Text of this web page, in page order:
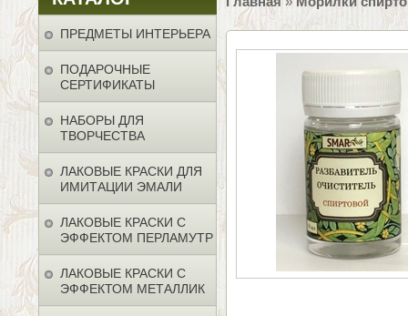
ПРЕДМЕТЫ ИНТЕРЬЕРА
ПОДАРОЧНЫЕ
СЕРТИФИКАТЫ
НАБОРЫ ДЛЯ
ТВОРЧЕСТВА
ЛАКОВЫЕ КРАСКИ ДЛЯ
ИМИТАЦИИ ЭМАЛИ
ЛАКОВЫЕ КРАСКИ С
ЭФФЕКТОМ ПЕРЛАМУТР
ЛАКОВЫЕ КРАСКИ С
ЭФФЕКТОМ МЕТАЛЛИК